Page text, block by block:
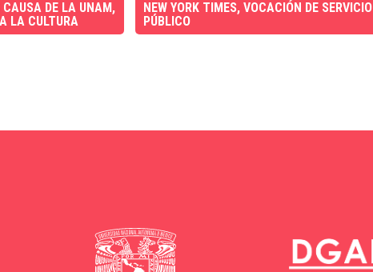
CAUSA DE LA UNAM,
LA CULTURA
NEW YORK TIMES, VOCACIÓN DE SERVICIO
PÚBLICO